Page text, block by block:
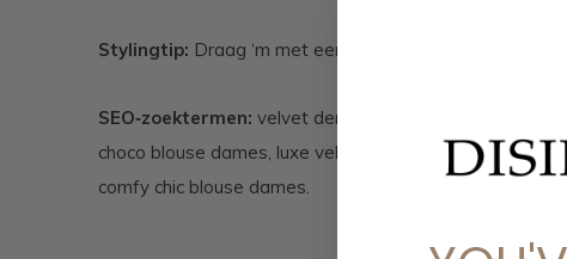
Stylingtip: Draag ‘m met een donkere jeans en heels
SEO‑zoektermen: velvet denim blouse dames,
choco blouse dames, luxe velvet blouse, denim velvet
comfy chic blouse dames.